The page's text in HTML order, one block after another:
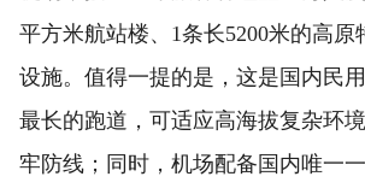
平方米航站楼、1条长5200米的高原
设施。值得一提的是，这是国内民
最长的跑道，可适应高海拔复杂环
牢防线；同时，机场配备国内唯一